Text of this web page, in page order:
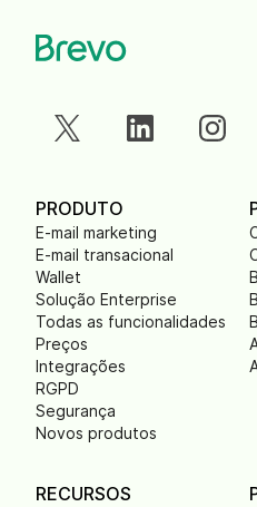
PRODUTO
E-mail marketing
E-mail transacional
Wallet
Solução Enterprise
Todas as funcionalidades
Preços
Integrações
RGPD
Segurança
Novos produtos
RECURSOS